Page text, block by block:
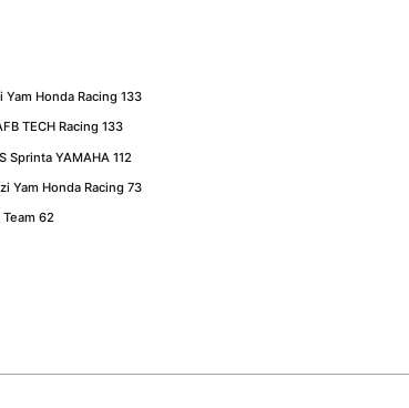
Honda Racing 133
TECH Racing 133
Sprinta YAMAHA 112
Yam Honda Racing 73
Team 62